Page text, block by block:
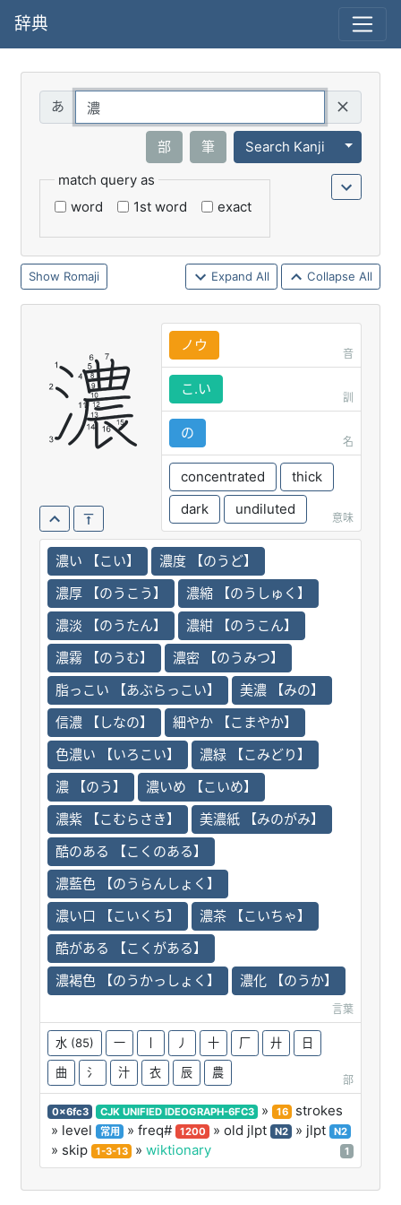
辞典
部 筆 Search Kanji
Toggle
match query as
word
1st word exact
Romaji Expand All Collapse All
濃 ノウ
音
こ.い
訓
の
名
concentrated
thick
dark
undiluted
意味
濃い 【こい】
濃度 【のうど】
濃厚 【のうこう】
濃縮 【のうしゅく】
濃淡 【のうたん】
濃紺 【のうこん】
濃霧 【のうむ】
濃密 【のうみつ】
脂っこい 【あぶらっこい】
美濃 【みの】
信濃 【しなの】
細やか 【こまやか】
色濃い 【いろこい】
濃緑 【こみどり】
濃 【のう】
濃いめ 【こいめ】
濃紫 【こむらさき】
美濃紙 【みのがみ】
酷のある 【こくのある】
濃藍色 【のうらんしょく】
濃い口 【こいくち】
濃茶 【こいちゃ】
酷がある 【こくがある】
濃褐色 【のうかっしょく】
濃化 【のうか】
言葉
水 (85) 一 丨 丿 十 厂 廾 日
曲 氵 汁 衣 辰 農
部
0x6fc3 CJK UNIFIED IDEOGRAPH-6FC3 » 16
strokes
» level
常用 » freq# 1200 » old jlpt N2 » jlpt N2
» skip 1-3-13 » wiktionary 1